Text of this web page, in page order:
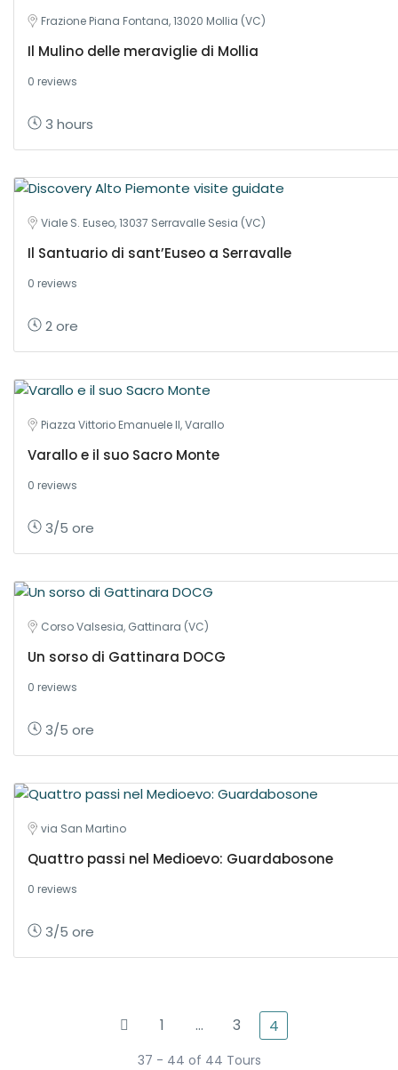
Frazione Piana Fontana, 13020 Mollia (VC)
Il Mulino delle meraviglie di Mollia
0 reviews
3 hours
Viale S. Euseo, 13037 Serravalle Sesia (VC)
Il Santuario di sant’Euseo a Serravalle
0 reviews
2 ore
Piazza Vittorio Emanuele II, Varallo
Varallo e il suo Sacro Monte
0 reviews
3/5 ore
Corso Valsesia, Gattinara (VC)
Un sorso di Gattinara DOCG
0 reviews
3/5 ore
via San Martino
Quattro passi nel Medioevo: Guardabosone
0 reviews
3/5 ore
1 … 3 4
37 - 44 of 44 Tours